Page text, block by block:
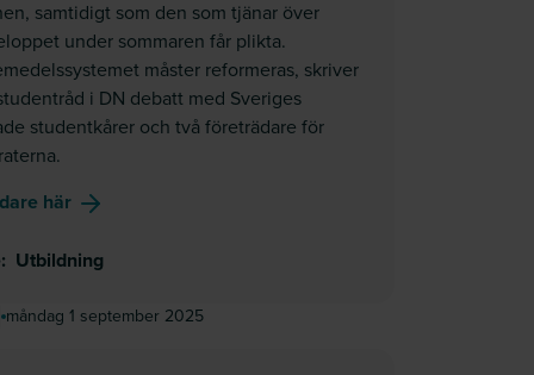
samtidigt som den som tjänar över
under sommaren får plikta.
måster reformeras, skriver
i DN debatt med Sveriges
studentkårer och två företrädare för
här om
: Utbildning
måndag 1 september 2025